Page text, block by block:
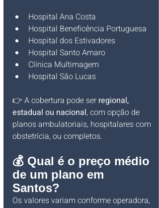
Hospital Ana Costa
Hospital Beneficência Portuguesa
Hospital dos Estivadores
Hospital Santo Amaro
Clínica Multimagem
Hospital São Lucas
👉 A cobertura pode ser regional,
estadual ou nacional, com opção de
planos ambulatoriais, hospitalares com
obstetrícia, ou completos.
💰 Qual é o preço médio
de um plano em
Santos?
Os valores variam conforme operadora,